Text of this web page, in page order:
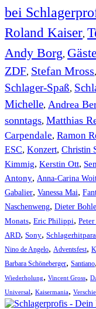
bei
Roland Kaiser,
Andy Borg, Gäste
ZDF, Stefan Mross,
Schlager-Spaß,
Michelle, Andrea
sonntags, Matthias
Carpendale, Ramon
ESC, Konzert, Christin
Kimmig, Kerstin Ott,
Antony, Anna-Carina
Gabalier, Vanessa Mai,
Naschenweng, Dieter
Monats, Eric Philippi,
ARD, Sony,
Nino de Angelo, Adventsfest,
Barbara Schöneberger, Santiano,
Wiederholung, Vincent Gross,
Universal, Kaisermania,